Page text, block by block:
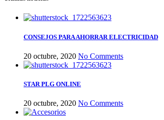
CONSEJOS PARA AHORRAR ELECTRICIDAD
20 octubre, 2020 No Comments
STAR PLG ONLINE
20 octubre, 2020 No Comments